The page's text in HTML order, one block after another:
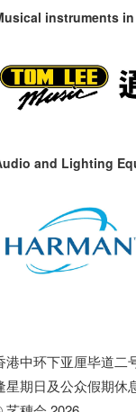
instruments in
and Lighting
港中环下亚厘毕道二
星期日及公众假期休